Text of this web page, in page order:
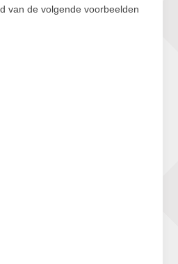
van de volgende voorbeelden